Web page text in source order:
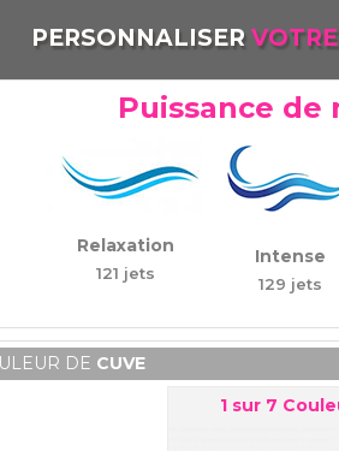
PERSONNALISER
Puissance de
Relaxation
121 jets
Intense
129 jets
DE CUVE
1 sur 7